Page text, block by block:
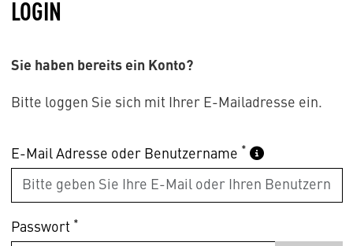
LOGIN
Sie haben bereits ein Konto?
Bitte loggen Sie sich mit Ihrer E-Mailadresse ein.
E-Mail Adresse oder Benutzername *
Passwort *